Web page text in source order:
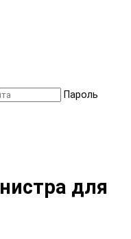
Пароль
для